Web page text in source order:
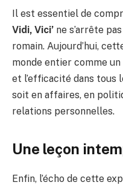
Il est essentiel de
Vidi, Vici’ ne s’arrête
romain. Aujourd’hui,
monde entier comme
et l’efficacité dans tous
soit en affaires, en
relations personnelles.
Une leçon
Enfin, l’écho de cette